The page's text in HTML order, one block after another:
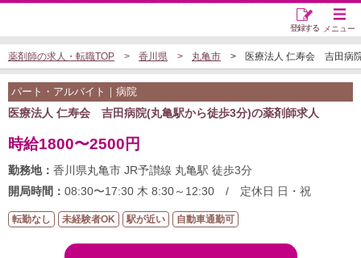
メニュー
登録する
薬剤師の求人・転職TOP 香川県 丸亀市 医療法人 仁寿会 吉田病
パート・アルバイト｜病院
医療法人 仁寿会 吉田病院(丸亀駅から徒歩3分)の薬剤師求人
時給1800〜2500円
勤務地： 香川県丸亀市 JR予讃線 丸亀駅 徒歩3分
開局時間： 08:30〜17:30 木 8:30～12:30 / 定休日 日・祝
転勤なし 未経験者OK 駅が近い 自動車通勤可